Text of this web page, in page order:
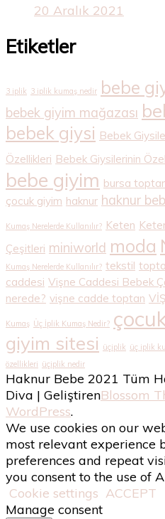
20 Aralık 2021
Etiketler
3 iplik 3 iplik kumaş nedir bebe
bebek giyim mağazası
bebek giysi Bebek
Özellikleri Bebek Giysilerinin
bebe giyim bursa
çocuk giyim haknur haknur
Kumaş Nerelerde Kullanılır? Keten
Çeşitleri miniworld moda
Kumaş Nerelerde Kullanılır? tekstil
caddesi Vişne Caddesi Bebek
nerede? vişne cadde toptan
Kumaş Üç İplik Kumaş Nedir?
giyim sitesi üçiplik üç iplik
özellikleri üçiplik nedir
Haknur Bebe 2021 Tüm
Diva | GeliştirenBlossom
WordPress.
We use cookies on our
most relevant experience
preferences and repeat
you consent to the use of
Cookie settings ACCEPT
Manage consent